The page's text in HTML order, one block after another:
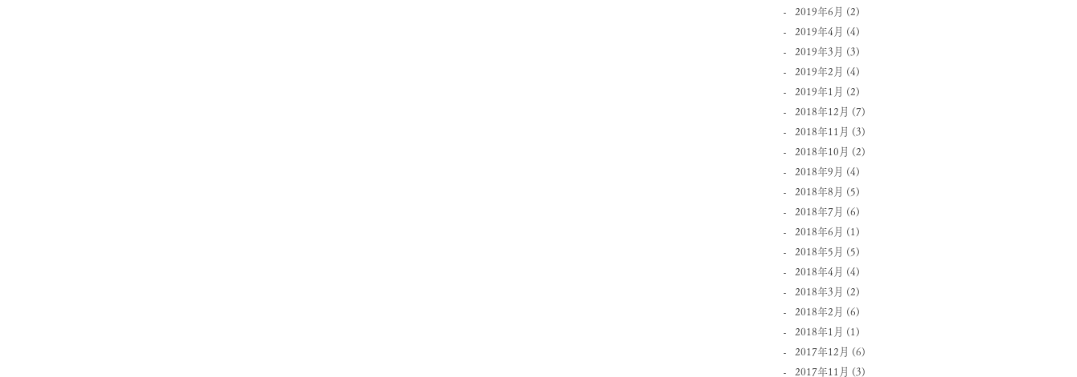
2019年6月 (2)
2019年4月 (4)
2019年3月 (3)
2019年2月 (4)
2019年1月 (2)
2018年12月 (7)
2018年11月 (3)
2018年10月 (2)
2018年9月 (4)
2018年8月 (5)
2018年7月 (6)
2018年6月 (1)
2018年5月 (5)
2018年4月 (4)
2018年3月 (2)
2018年2月 (6)
2018年1月 (1)
2017年12月 (6)
2017年11月 (3)